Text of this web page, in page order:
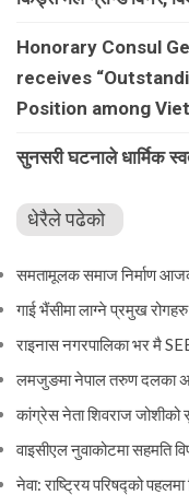
Honorary Consul
receives
Position among
सुनसरी घटनाले धार्मिक
धेरैले पढेको
समतामूलक समाज निर्माण
गाई भैंसीमा लाग्ने प्रमुख रोगहरु
राइनास नगरपालिका भर मै
लमजुङमा नेपाल तरुण दलका
कांग्रेस नेता शिवराज
वाइसीएल नुवाकोटमा सहमति
नेवा: राष्ट्रिय परिषद्को